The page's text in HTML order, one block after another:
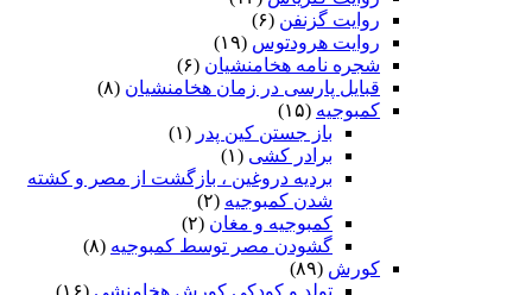
روایت گزنفن (۶)
روایت هرودتوس (۱۹)
شجره نامه هخامنشیان (۶)
قبایل پارسی در زمان هخامنشیان (۸)
کمبوجیه (۱۵)
باز جستن کین پدر (۱)
برادر کشی (۱)
بردیه دروغین ، بازگشت از مصر و کشته
شدن کمبوجیه (۲)
کمبوجیه و مغان (۲)
گشودن مصر توسط کمبوجیه (۸)
کورش (۸۹)